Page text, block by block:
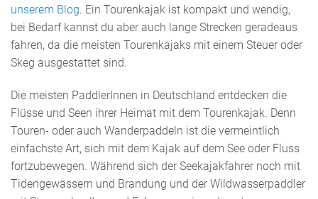
unserem Blog. Ein Tourenkajak ist kompakt und wendig,
bei Bedarf kannst du aber auch lange Strecken geradeaus
fahren, da die meisten Tourenkajaks mit einem Steuer oder
Skeg ausgestattet sind.
Die meisten PaddlerInnen in Deutschland entdecken die
Flüsse und Seen ihrer Heimat mit dem Tourenkajak. Denn
Touren- oder auch Wanderpaddeln ist die vermeintlich
einfachste Art, sich mit dem Kajak auf dem See oder Fluss
fortzubewegen. Während sich der Seekajakfahrer noch mit
Tidengewässern und Brandung und der Wildwasserpaddler